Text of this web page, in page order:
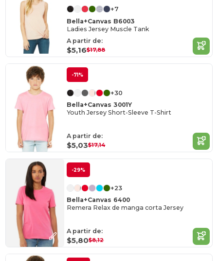
+7
Bella+Canvas B6003
Ladies Jersey Muscle Tank
A partir de:
$5,16$17,88
-71%
+30
Bella+Canvas 3001Y
Youth Jersey Short-Sleeve T-Shirt
A partir de:
$5,03$17,14
-29%
+23
Bella+Canvas 6400
Remera Relax de manga corta Jersey
A partir de:
$5,80$8,12